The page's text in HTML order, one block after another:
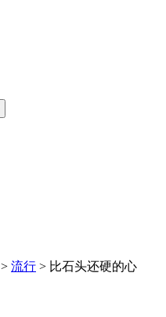
> 流行 > 比石头还硬的心